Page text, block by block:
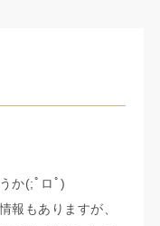
か(;ﾟロﾟ)
報もありますが、